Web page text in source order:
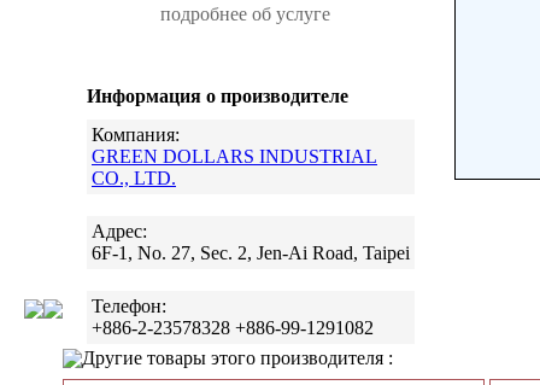
подробнее об услуге
Информация о производителе
Компания:
GREEN DOLLARS INDUSTRIAL
CO., LTD.
Адрес:
6F-1, No. 27, Sec. 2, Jen-Ai Road, Taipei
Телефон:
+886-2-23578328 +886-99-1291082
Другие товары этого производителя :